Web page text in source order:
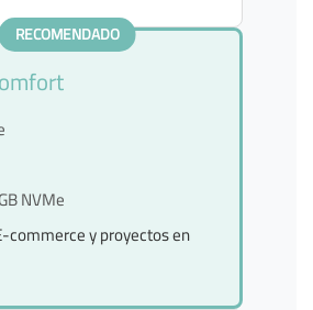
RECOMENDADO
NVMe
commerce y proyectos en